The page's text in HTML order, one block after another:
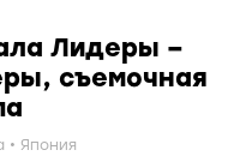
Лидеры –
съемочная
Япония